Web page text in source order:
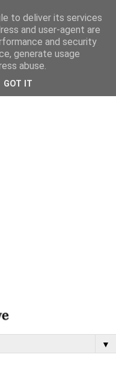
▼
to deliver its services
and user-agent are
and security
generate usage
abuse.
GOT IT